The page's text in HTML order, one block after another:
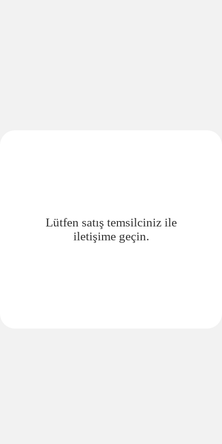
Lütfen satış temsilciniz ile
iletişime geçin.